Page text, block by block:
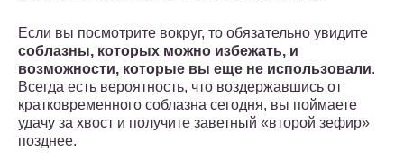
Если вы посмотрите вокруг, то обязательно увидите
соблазны, которых можно избежать, и
возможности, которые вы еще не использовали.
Всегда есть вероятность, что воздержавшись от
кратковременного соблазна сегодня, вы поймаете
удачу за хвост и получите заветный «второй зефир»
позднее.